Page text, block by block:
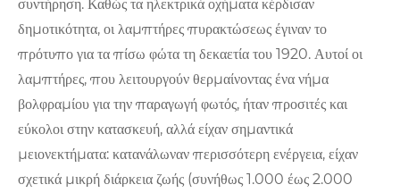
συντήρηση. Καθώς τα ηλεκτρικά οχήματα κέρδισαν
δημοτικότητα, οι λαμπτήρες πυρακτώσεως έγιναν το
πρότυπο για τα πίσω φώτα τη δεκαετία του 1920. Αυτοί οι
λαμπτήρες, που λειτουργούν θερμαίνοντας ένα νήμα
βολφραμίου για την παραγωγή φωτός, ήταν προσιτές και
εύκολοι στην κατασκευή, αλλά είχαν σημαντικά
μειονεκτήματα: κατανάλωναν περισσότερη ενέργεια, είχαν
σχετικά μικρή διάρκεια ζωής (συνήθως 1.000 έως 2.000